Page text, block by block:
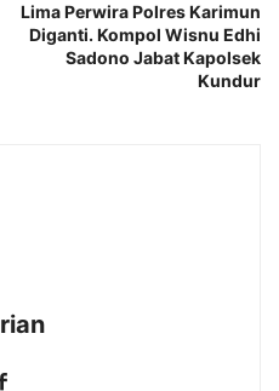
Lima Perwira Polres Karimun
Diganti. Kompol Wisnu Edhi
Sadono Jabat Kapolsek
Kundur